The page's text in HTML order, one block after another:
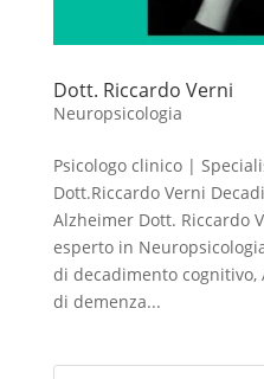
Dott. Riccardo Verni
Neuropsicologia
Psicologo clinico |
Dott.Riccardo Verni
Alzheimer Dott. Riccardo
esperto in
di decadimento
di demenza...